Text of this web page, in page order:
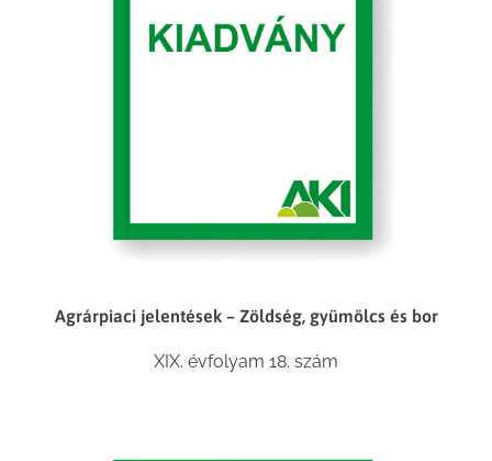
Agrárpiaci jelentések – Zöldség, gyümölcs és bor
XIX. évfolyam 18. szám